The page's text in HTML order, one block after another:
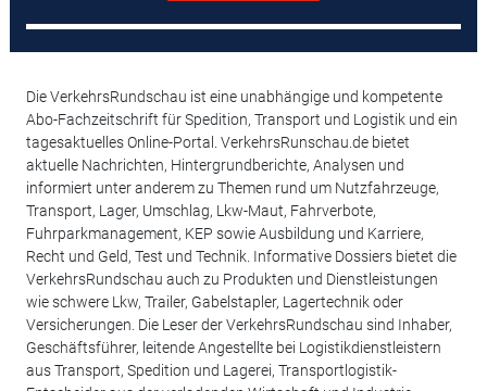
Die VerkehrsRundschau ist eine unabhängige und kompetente
Abo-Fachzeitschrift für Spedition, Transport und Logistik und ein
tagesaktuelles Online-Portal. VerkehrsRunschau.de bietet
aktuelle Nachrichten, Hintergrundberichte, Analysen und
informiert unter anderem zu Themen rund um Nutzfahrzeuge,
Transport, Lager, Umschlag, Lkw-Maut, Fahrverbote,
Fuhrparkmanagement, KEP sowie Ausbildung und Karriere,
Recht und Geld, Test und Technik. Informative Dossiers bietet die
VerkehrsRundschau auch zu Produkten und Dienstleistungen
wie schwere Lkw, Trailer, Gabelstapler, Lagertechnik oder
Versicherungen. Die Leser der VerkehrsRundschau sind Inhaber,
Geschäftsführer, leitende Angestellte bei Logistikdienstleistern
aus Transport, Spedition und Lagerei, Transportlogistik-